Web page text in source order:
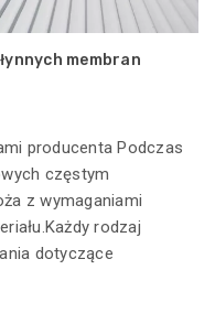
membran
producenta Podczas
częstym
z wymaganiami
rodzaj
dotyczące